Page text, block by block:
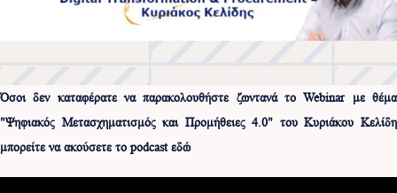
Όσοι δεν καταφέρατε να παρακολουθήστε ζωντανά το Webinar με θέμα
"Ψηφιακός Μετασχηματισμός και Προμήθειες 4.0" του Κυριάκου Κελίδη
μπορείτε να ακούσετε το podcast εδώ